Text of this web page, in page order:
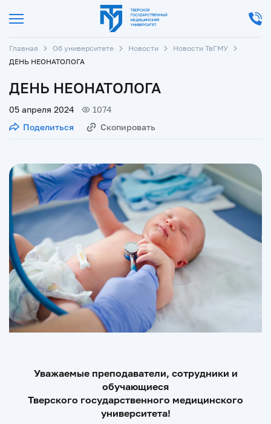
Главная Об университете Новости
Новости ТвГМУ
ДЕНЬ НЕОНАТОЛОГА
ДЕНЬ НЕОНАТОЛОГА
05 апреля 2024
1074
Поделиться
Скопировать
Уважаемые преподаватели, сотрудники и
обучающиеся
Тверского государственного медицинского
университета!